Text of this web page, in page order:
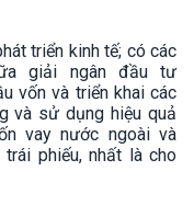
triển kinh tế; có các
giải ngân đầu tư
vốn và triển khai các
và sử dụng hiệu quả
vay nước ngoài và
phiếu, nhất là cho